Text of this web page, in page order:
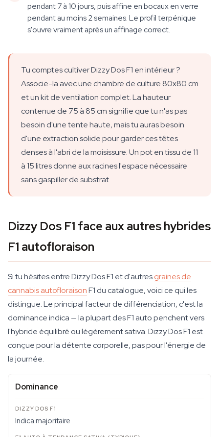
pendant 7 à 10 jours, puis affine en bocaux en verre
pendant au moins 2 semaines. Le profil terpénique
s'ouvre vraiment après un affinage correct.
Tu comptes cultiver Dizzy Dos F1 en intérieur ?
Associe-la avec une chambre de culture 80x80 cm
et un kit de ventilation complet. La hauteur
contenue de 75 à 85 cm signifie que tu n'as pas
besoin d'une tente haute, mais tu auras besoin
d'une extraction solide pour garder ces têtes
denses à l'abri de la moisissure. Un pot en tissu de 11
à 15 litres donne aux racines l'espace nécessaire
sans gaspiller de substrat.
Dizzy Dos F1 face aux autres hybrides
F1 autofloraison
Si tu hésites entre Dizzy Dos F1 et d'autresgraines de
cannabis autofloraisonF1 du catalogue, voici ce qui les
distingue. Le principal facteur de différenciation, c'est la
dominance indica — la plupart des F1 auto penchent vers
l'hybride équilibré ou légèrement sativa. Dizzy Dos F1 est
conçue pour la détente corporelle, pas pour l'énergie de
la journée.
Dominance
Indica majoritaire